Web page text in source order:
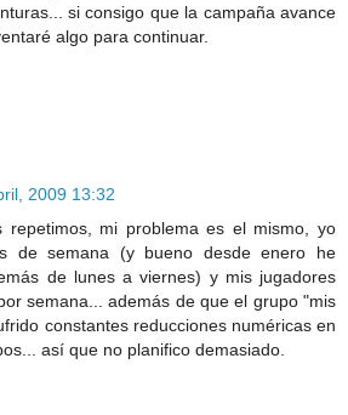
si consigo que la campaña avance
algo para continuar.
2009 13:32
repetimos, mi problema es el mismo, yo
de semana (y bueno desde enero he
de lunes a viernes) y mis jugadores
semana... además de que el grupo "mis
constantes reducciones numéricas en
así que no planifico demasiado.